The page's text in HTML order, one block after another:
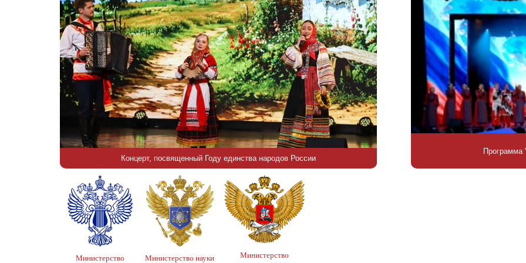
Концерт, посвященный Году единства народов России Концерт, посвященный
Программа
Министерство Министерство науки
Министерство